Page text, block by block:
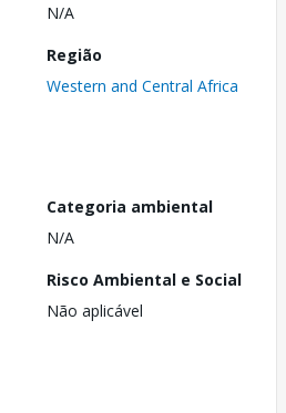
N/A
Região
Western and Central Africa
Categoria ambiental
N/A
Risco Ambiental e Social
Não aplicável